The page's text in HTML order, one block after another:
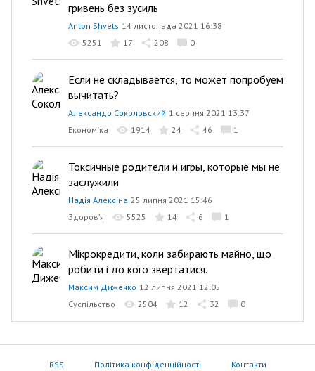
гривень без зусиль
Anton Shvets 14 листопада 2021 16:38
5251
17 208 0
Если не складывается, то может попробуем
вычитать?
Александр Соколовский 1 серпня 2021 13:37
Економіка
1914 24 46 1
Токсичные родители и игры, которые мы не
заслужили
Надія Алексіна 25 липня 2021 15:46
Здоров’я
5525 14 6 1
Мікрокредити, коли забирають майно, що
робити і до кого звертатися.
Максим Дижечко 12 липня 2021 12:05
Суспільство
2504 12 32 0
RSS Політика конфіденційності Контакти